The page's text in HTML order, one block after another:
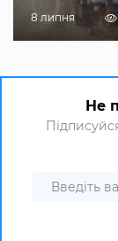
8 липня
Не